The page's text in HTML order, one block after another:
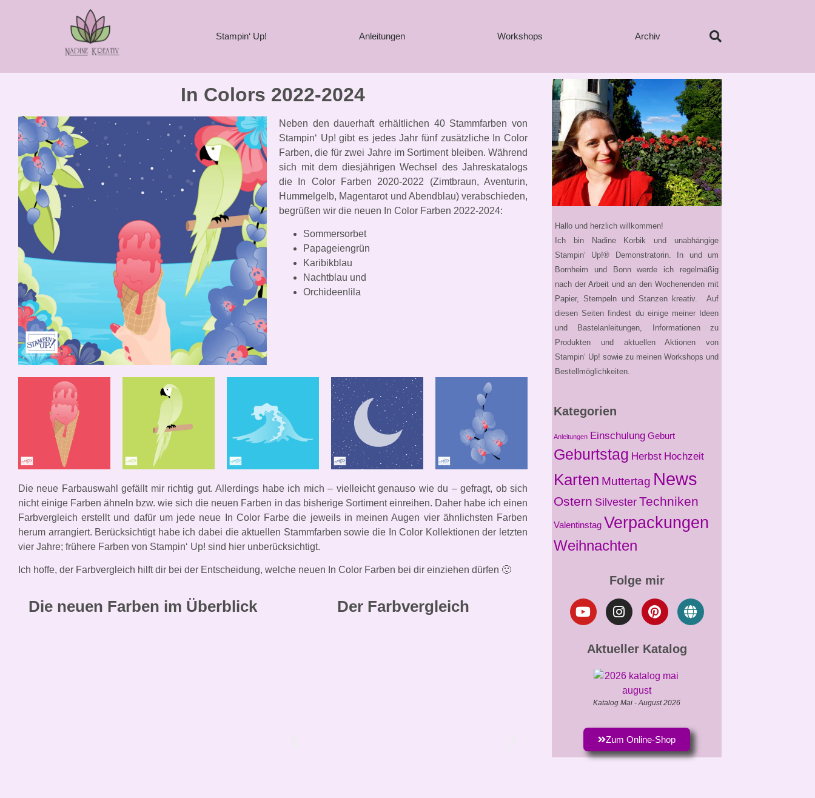
Stampin‘ Up! Anleitungen Workshops Archiv
In Colors 2022-2024
Neben den dauerhaft erhältlichen 40 Stammfarben von
Stampin‘ Up! gibt es jedes Jahr fünf zusätzliche In Color
Farben, die für zwei Jahre im Sortiment bleiben. Während
sich mit dem diesjährigen Wechsel des Jahreskatalogs
die In Color Farben 2020-2022 (Zimtbraun, Aventurin,
Hummelgelb, Magentarot und Abendblau) verabschieden,
begrüßen wir die neuen In Color Farben 2022-2024:
Sommersorbet
Papageiengrün
Karibikblau
Nachtblau und
Orchideenlila
Die neue Farbauswahl gefällt mir richtig gut. Allerdings habe ich mich – vielleicht genauso wie du – gefragt, ob sich
nicht einige Farben ähneln bzw. wie sich die neuen Farben in das bisherige Sortiment einreihen. Daher habe ich einen
Farbvergleich erstellt und dafür um jede neue In Color Farbe die jeweils in meinen Augen vier ähnlichsten Farben
herum arrangiert. Berücksichtigt habe ich dabei die aktuellen Stammfarben sowie die In Color Kollektionen der letzten
vier Jahre; frühere Farben von Stampin‘ Up! sind hier unberücksichtigt.
Ich hoffe, der Farbvergleich hilft dir bei der Entscheidung, welche neuen In Color Farben bei dir einziehen dürfen 🙂
Die neuen Farben im Überblick Der Farbvergleich
Hallo und herzlich willkommen!
Ich bin Nadine Korbik und unabhängige
Stampin‘ Up!® Demonstratorin. In und um
Bornheim und Bonn werde ich regelmäßig
nach der Arbeit und an den Wochenenden mit
Papier, Stempeln und Stanzen kreativ. Auf
diesen Seiten findest du einige meiner Ideen
und Bastelanleitungen, Informationen zu
Produkten und aktuellen Aktionen von
Stampin‘ Up! sowie zu meinen Workshops und
Bestellmöglichkeiten.
Kategorien
Anleitungen Einschulung Geburt
Geburtstag Herbst Hochzeit
Karten Muttertag News
Ostern Silvester Techniken
Valentinstag Verpackungen
Weihnachten
Folge mir
Aktueller Katalog
Katalog Mai - August 2026
Zum Online-Shop